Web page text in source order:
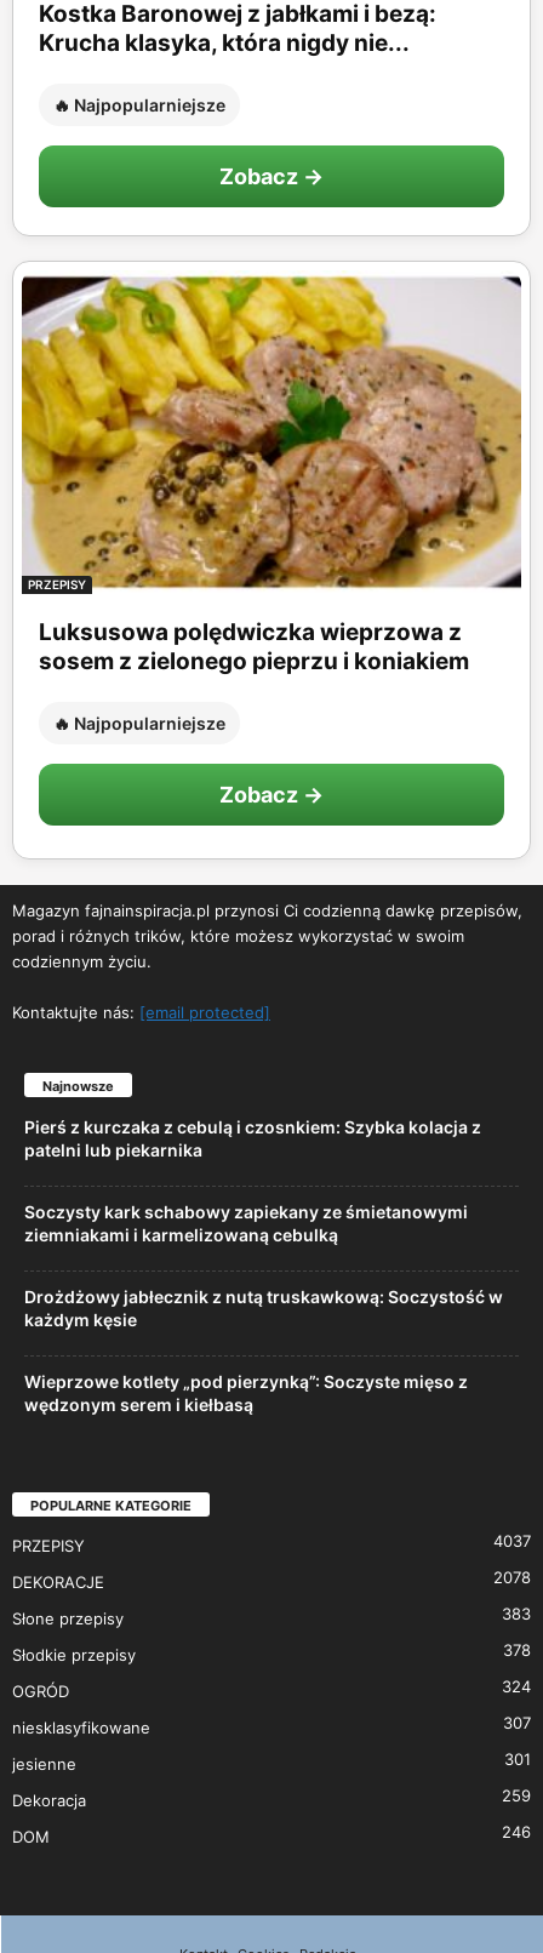
Kostka Baronowej z jabłkami i bezą:
Krucha klasyka, która nigdy nie...
🔥 Najpopularniejsze
Zobacz →
PRZEPISY
Luksusowa polędwiczka wieprzowa z
sosem z zielonego pieprzu i koniakiem
🔥 Najpopularniejsze
Zobacz →
Magazyn fajnainspiracja.pl przynosi Ci codzienną dawkę przepisów,
porad i różnych trików, które możesz wykorzystać w swoim
codziennym życiu.
Kontaktujte nás: [email protected]
Najnowsze
Pierś z kurczaka z cebulą i czosnkiem: Szybka kolacja z
patelni lub piekarnika
Soczysty kark schabowy zapiekany ze śmietanowymi
ziemniakami i karmelizowaną cebulką
Drożdżowy jabłecznik z nutą truskawkową: Soczystość w
każdym kęsie
Wieprzowe kotlety „pod pierzynką”: Soczyste mięso z
wędzonym serem i kiełbasą
POPULARNE KATEGORIE
PRZEPISY 4037
DEKORACJE 2078
Słone przepisy 383
Słodkie przepisy 378
OGRÓD 324
niesklasyfikowane 307
jesienne 301
Dekoracja 259
DOM 246